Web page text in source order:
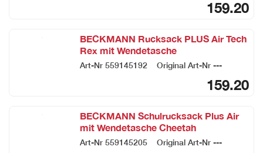
159.20
BECKMANN Rucksack PLUS Air Tech
Rex mit Wendetasche
Art-Nr 559145192 Original Art-Nr ---
159.20
BECKMANN Schulrucksack Plus Air
mit Wendetasche Cheetah
Art-Nr 559145205 Original Art-Nr ---